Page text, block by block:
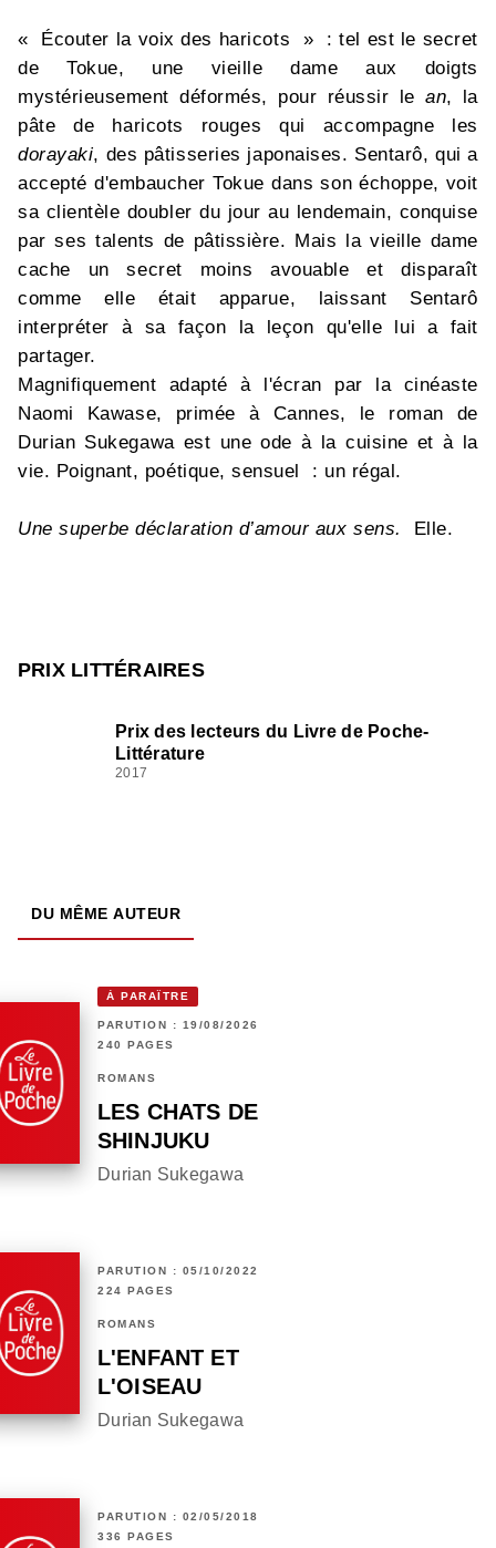
« Écouter la voix des haricots » : tel est le secret
de Tokue, une vieille dame aux doigts
mystérieusement déformés, pour réussir lean, la
pâte de haricots rouges qui accompagne les
dorayaki, des pâtisseries japonaises. Sentarô, qui a
accepté d'embaucher Tokue dans son échoppe, voit
sa clientèle doubler du jour au lendemain, conquise
par ses talents de pâtissière. Mais la vieille dame
cache un secret moins avouable et disparaît
comme elle était apparue, laissant Sentarô
interpréter à sa façon la leçon qu'elle lui a fait
partager.
Magnifiquement adapté à l'écran par la cinéaste
Naomi Kawase, primée à Cannes, le roman de
Durian Sukegawa est une ode à la cuisine et à la
vie. Poignant, poétique, sensuel : un régal.
Une superbe déclaration d’amour aux sens. Elle.
PRIX LITTÉRAIRES
Prix des lecteurs du Livre de Poche-
Littérature
2017
DU MÊME AUTEUR
À PARAÎTRE
PARUTION : 19/08/2026
240 PAGES
ROMANS
LES CHATS DE
SHINJUKU
Durian Sukegawa
PARUTION : 05/10/2022
224 PAGES
ROMANS
L'ENFANT ET
L'OISEAU
Durian Sukegawa
PARUTION : 02/05/2018
336 PAGES